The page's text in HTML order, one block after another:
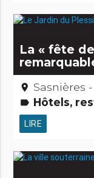
La « fête
place Sasnières
label Hôtels, restaurants, bars
LIRE